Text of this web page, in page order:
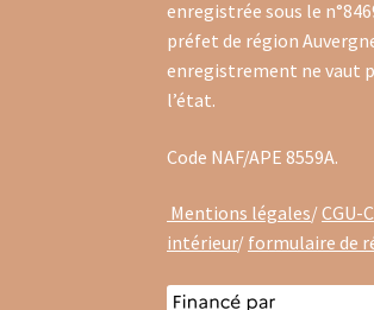
enregistrée sous le
préfet de région
enregistrement ne vaut
l’état.
Code NAF/APE 8559A.
Mentions légales/CGU-
intérieur/ formulaire de